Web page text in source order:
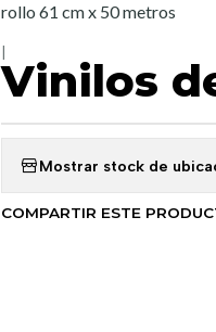
rollo 61 cm x 50 metros
Vinilos
Mostrar stock de
COMPARTIR ESTE